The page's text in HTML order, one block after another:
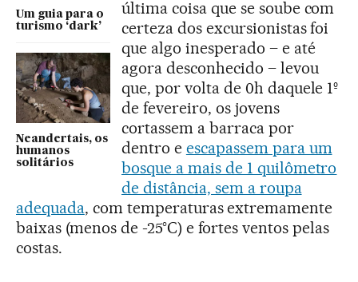
Um guia para o
turismo ‘dark’
Neandertais, os
humanos
solitários
última coisa que se soube com
certeza dos excursionistas foi
que algo inesperado – e até
agora desconhecido – levou
que, por volta de 0h daquele 1º
de fevereiro, os jovens
cortassem a barraca por
dentro e escapassem para um
bosque a mais de 1 quilômetro
de distância, sem a roupa
adequada, com temperaturas extremamente
baixas (menos de -25°C) e fortes ventos pelas
costas.